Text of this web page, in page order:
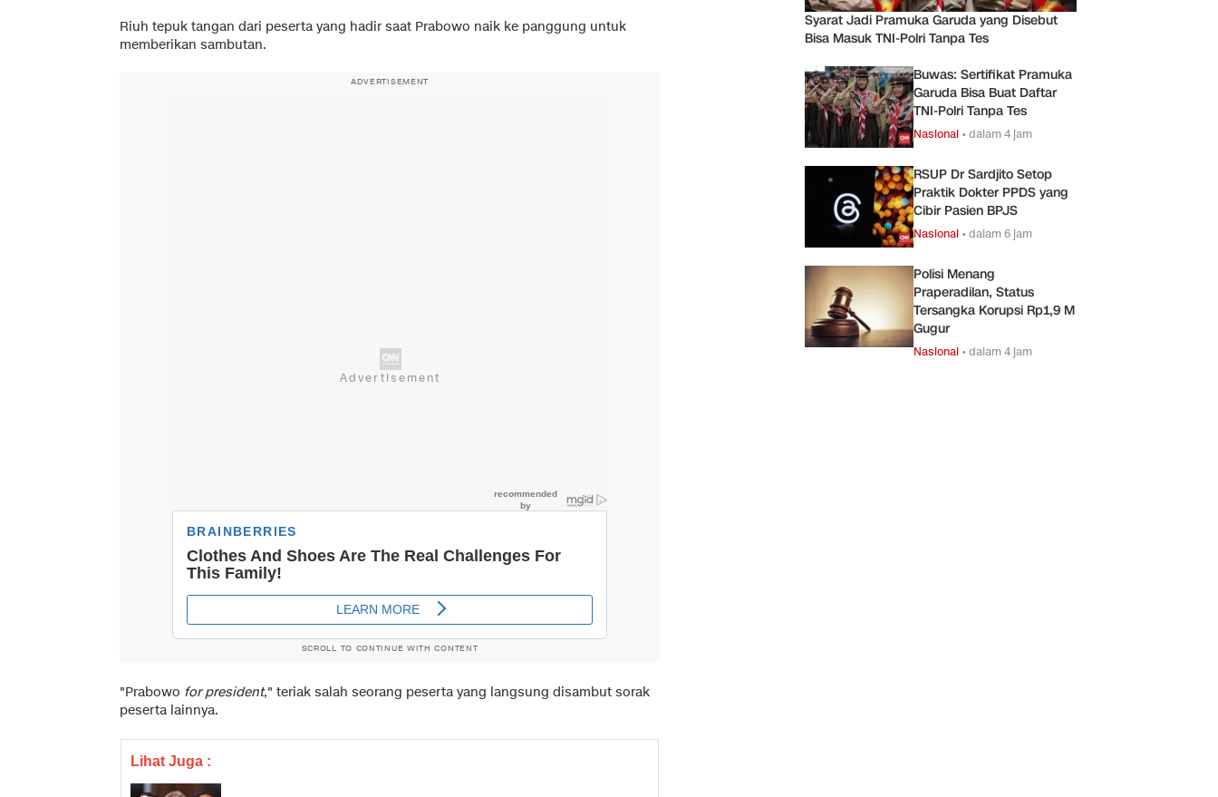
Riuh tepuk tangan dari peserta yang hadir saat Prabowo naik ke panggung untuk
memberikan sambutan.
ADVERTISEMENT
SCROLL TO CONTINUE WITH CONTENT
"Prabowo for president," teriak salah seorang peserta yang langsung disambut sorak
peserta lainnya.
Lihat Juga :
Syarat Jadi Pramuka Garuda yang Disebut
Bisa Masuk TNI-Polri Tanpa Tes
Buwas: Sertifikat Pramuka
Garuda Bisa Buat Daftar
TNI-Polri Tanpa Tes
Nasional •dalam 4 jam
RSUP Dr Sardjito Setop
Praktik Dokter PPDS yang
Cibir Pasien BPJS
Nasional •dalam 6 jam
Polisi Menang
Praperadilan, Status
Tersangka Korupsi Rp1,9 M
Gugur
Nasional •dalam 4 jam